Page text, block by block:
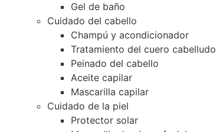
Gel de baño
Cuidado del cabello
Champú y acondicionador
Tratamiento del cuero cabelludo
Peinado del cabello
Aceite capilar
Mascarilla capilar
Cuidado de la piel
Protector solar